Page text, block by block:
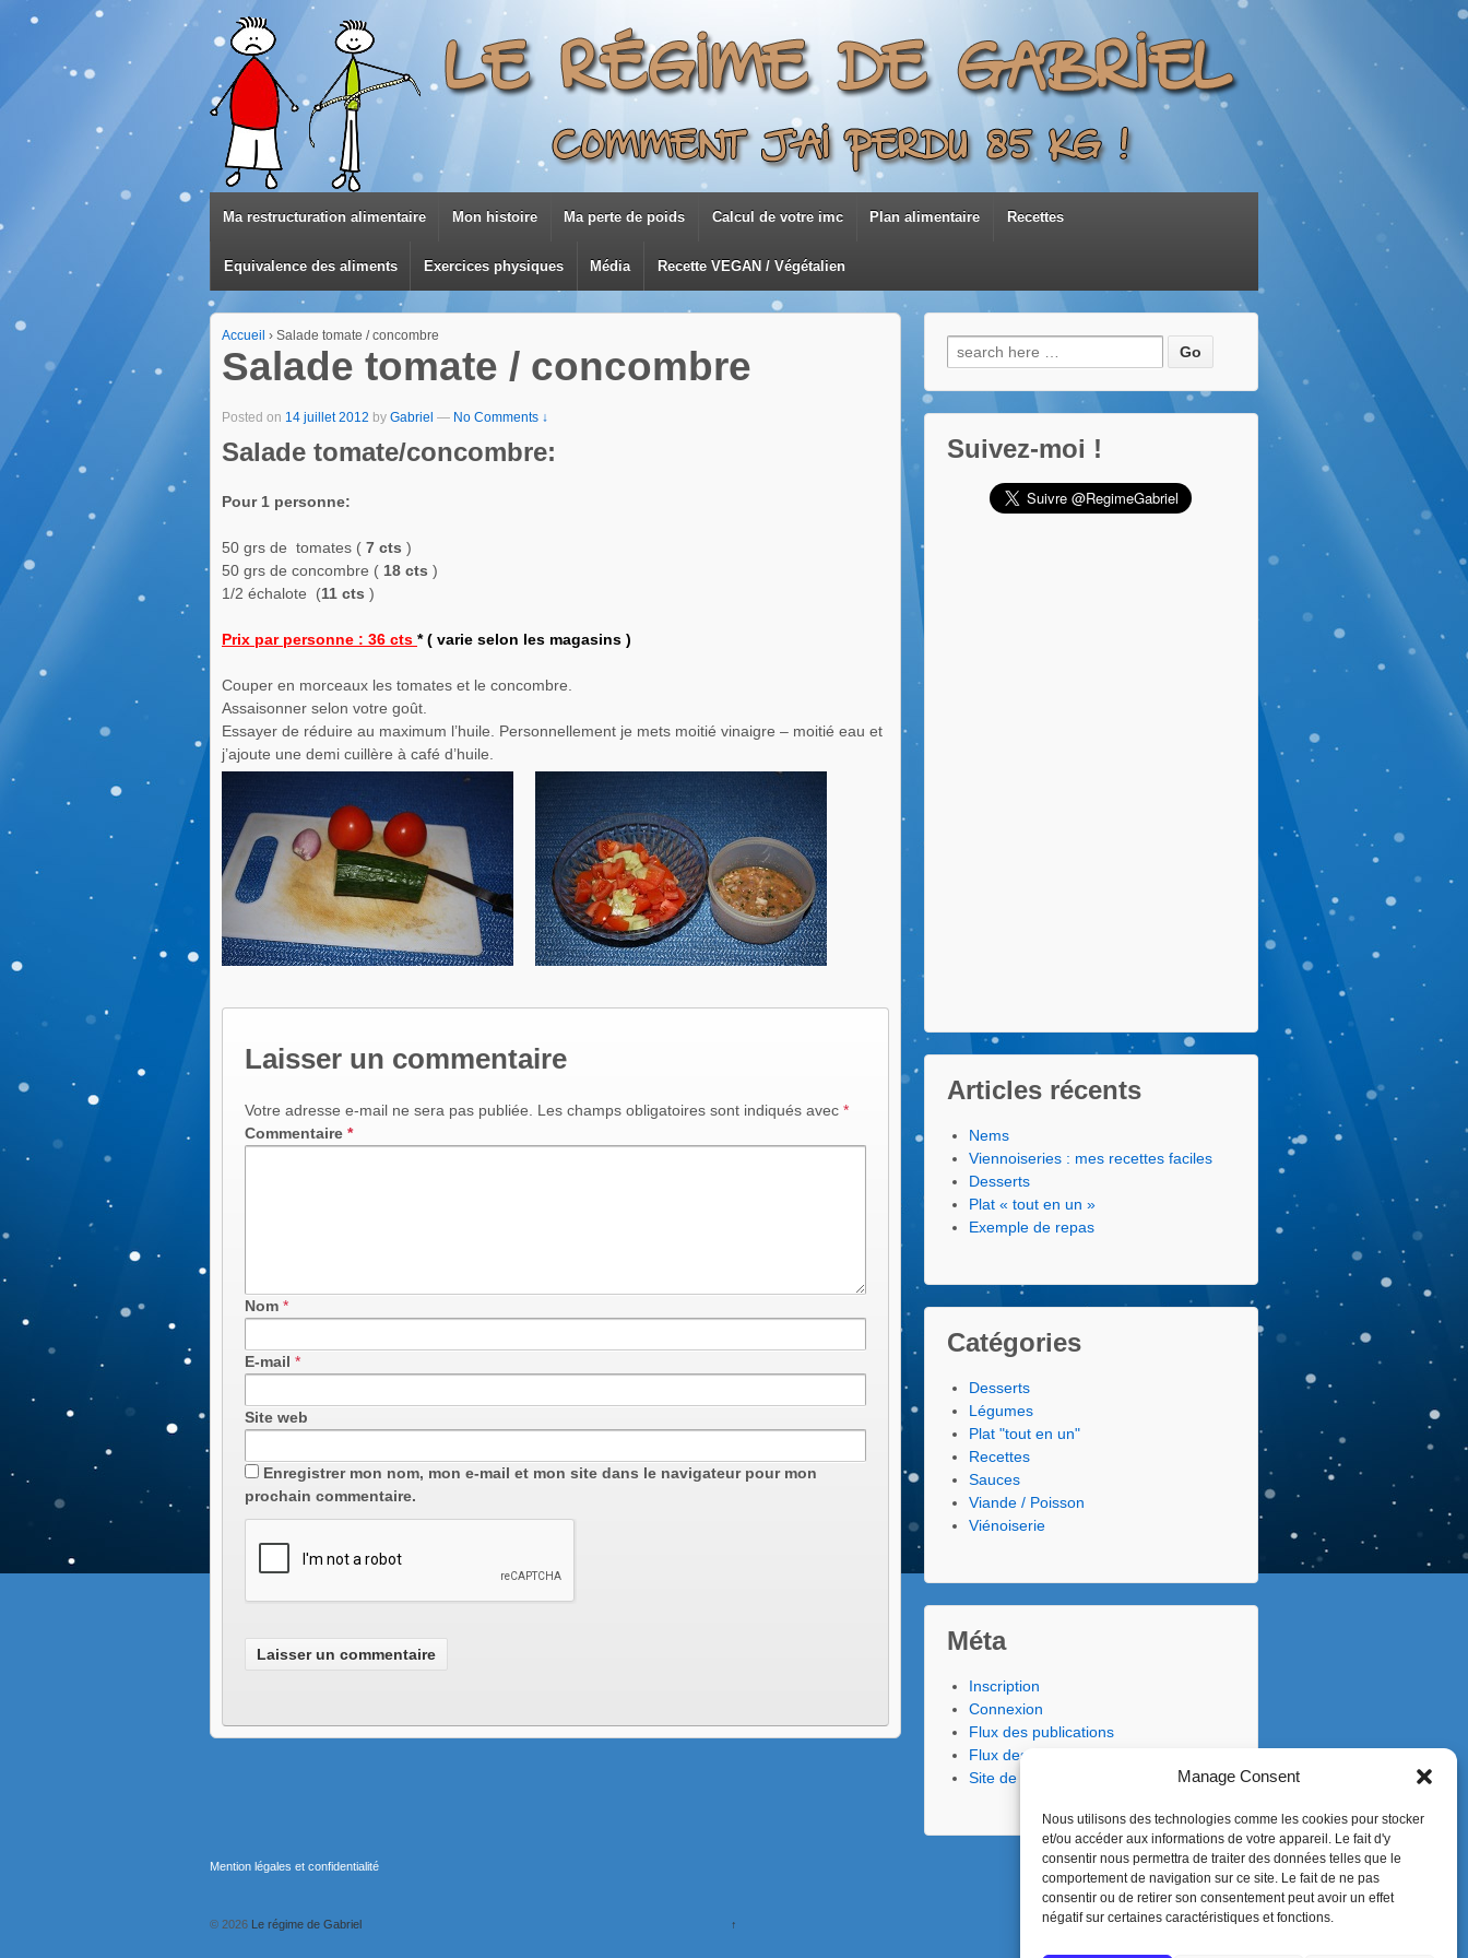
Manage Consent
Nous utilisons des technologies comme les cookies pour stocker
et/ou accéder aux informations de votre appareil. Le fait d'y
consentir nous permettra de traiter des données telles que le
comportement de navigation sur ce site. Le fait de ne pas
consentir ou de retirer son consentement peut avoir un effet
négatif sur certaines caractéristiques et fonctions.
Ma restructuration alimentaire Mon histoire Ma perte de poids Calcul de votre imc Plan alimentaire Recettes
Equivalence des aliments Exercices physiques Média Recette VEGAN / Végétalien
Accueil › Salade tomate / concombre
Salade tomate / concombre
Posted on 14 juillet 2012 by Gabriel — No Comments ↓
Salade tomate/concombre:
Pour 1 personne:
50 grs de tomates ( 7 cts )
50 grs de concombre ( 18 cts )
1/2 échalote (11 cts )
Prix par personne : 36 cts * ( varie selon les magasins )
Couper en morceaux les tomates et le concombre.
Assaisonner selon votre goût.
Essayer de réduire au maximum l’huile. Personnellement je mets moitié vinaigre – moitié eau et
j’ajoute une demi cuillère à café d’huile.
Laisser un commentaire
Votre adresse e-mail ne sera pas publiée. Les champs obligatoires sont indiqués avec *
Commentaire *
Nom *
E-mail *
Site web
Enregistrer mon nom, mon e-mail et mon site dans le navigateur pour mon
prochain commentaire.
Recherche
pour:
Suivez-moi !
Articles récents
Nems
Viennoiseries : mes recettes faciles
Desserts
Plat « tout en un »
Exemple de repas
Catégories
Desserts
Légumes
Plat "tout en un"
Recettes
Sauces
Viande / Poisson
Viénoiserie
Méta
Inscription
Connexion
Flux des publications
Flux des commentaires
Site de WordPress-FR
Mention légales et confidentialité
© 2026 Le régime de Gabriel ↑ Responsive Themepowered byWordPress